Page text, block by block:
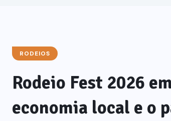
RODEIOS
Rodeio Fest 2026
economia local e o